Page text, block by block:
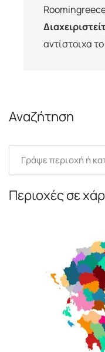
αντίστοιχα
Αναζήτηση
Περιοχές σε